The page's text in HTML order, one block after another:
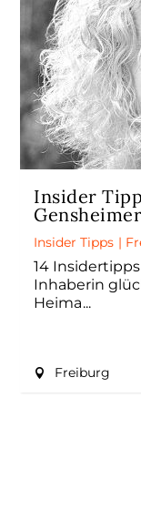
Insider
Gensheimer
Insider Tipps |
14
Inhaberin
Heima
Freiburg